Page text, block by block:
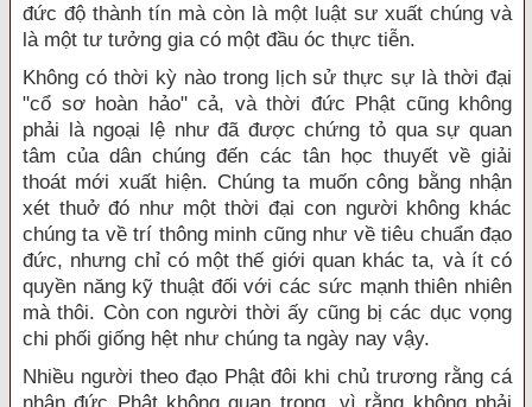
đức độ thành tín mà còn là một luật sư xuất chúng và
là một tư tưởng gia có một đầu óc thực tiễn.
Không có thời kỳ nào trong lịch sử thực sự là thời đại
"cổ sơ hoàn hảo" cả, và thời đức Phật cũng không
phải là ngoại lệ như đã được chứng tỏ qua sự quan
tâm của dân chúng đến các tân học thuyết về giải
thoát mới xuất hiện. Chúng ta muốn công bằng nhận
xét thuở đó như một thời đại con người không khác
chúng ta về trí thông minh cũng như về tiêu chuẩn đạo
đức, nhưng chỉ có một thế giới quan khác ta, và ít có
quyền năng kỹ thuật đối với các sức mạnh thiên nhiên
mà thôi. Còn con người thời ấy cũng bị các dục vọng
chi phối giống hệt như chúng ta ngày nay vậy.
Nhiều người theo đạo Phật đôi khi chủ trương rằng cá
nhân đức Phật không quan trọng, vì rằng không phải